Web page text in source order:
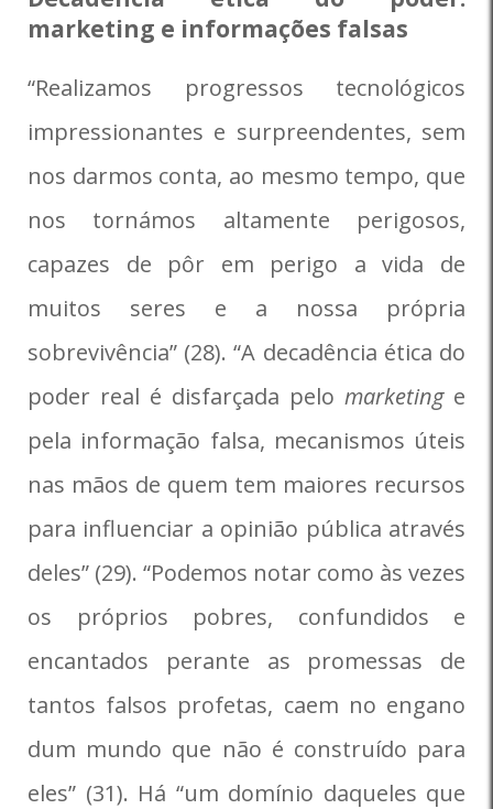
marketing e informações falsas
“Realizamos progressos tecnológicos
impressionantes e surpreendentes, sem
nos darmos conta, ao mesmo tempo, que
nos tornámos altamente perigosos,
capazes de pôr em perigo a vida de
muitos seres e a nossa própria
sobrevivência” (28). “A decadência ética do
poder real é disfarçada pelo marketinge
pela informação falsa, mecanismos úteis
nas mãos de quem tem maiores recursos
para influenciar a opinião pública através
deles” (29). “Podemos notar como às vezes
os próprios pobres, confundidos e
encantados perante as promessas de
tantos falsos profetas, caem no engano
dum mundo que não é construído para
eles” (31). Há “um domínio daqueles que